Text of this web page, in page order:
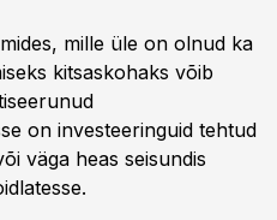
mille üle on olnud ka
kitsaskohaks võib
on investeeringuid tehtud
väga heas seisundis